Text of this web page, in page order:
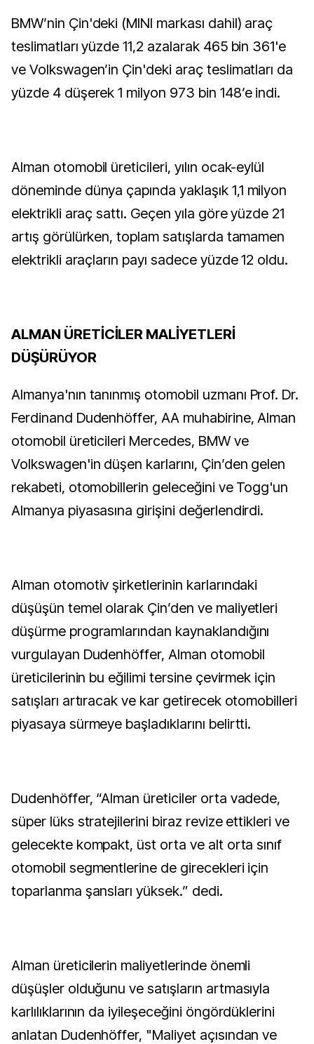
BMW’nin Çin'deki (MINI markası dahil) araç
teslimatları yüzde 11,2 azalarak 465 bin 361'e
ve Volkswagen’in Çin'deki araç teslimatları da
yüzde 4 düşerek 1 milyon 973 bin 148’e indi.
Alman otomobil üreticileri, yılın ocak-eylül
döneminde dünya çapında yaklaşık 1,1 milyon
elektrikli araç sattı. Geçen yıla göre yüzde 21
artış görülürken, toplam satışlarda tamamen
elektrikli araçların payı sadece yüzde 12 oldu.
ALMAN ÜRETİCİLER MALİYETLERİ
DÜŞÜRÜYOR
Almanya'nın tanınmış otomobil uzmanı Prof. Dr.
Ferdinand Dudenhöffer, AA muhabirine, Alman
otomobil üreticileri Mercedes, BMW ve
Volkswagen'in düşen karlarını, Çin’den gelen
rekabeti, otomobillerin geleceğini ve Togg'un
Almanya piyasasına girişini değerlendirdi.
Alman otomotiv şirketlerinin karlarındaki
düşüşün temel olarak Çin’den ve maliyetleri
düşürme programlarından kaynaklandığını
vurgulayan Dudenhöffer, Alman otomobil
üreticilerinin bu eğilimi tersine çevirmek için
satışları artıracak ve kar getirecek otomobilleri
piyasaya sürmeye başladıklarını belirtti.
Dudenhöffer, “Alman üreticiler orta vadede,
süper lüks stratejilerini biraz revize ettikleri ve
gelecekte kompakt, üst orta ve alt orta sınıf
otomobil segmentlerine de girecekleri için
toparlanma şansları yüksek.” dedi.
Alman üreticilerin maliyetlerinde önemli
düşüşler olduğunu ve satışların artmasıyla
karlılıklarının da iyileşeceğini öngördüklerini
anlatan Dudenhöffer, "Maliyet açısından ve